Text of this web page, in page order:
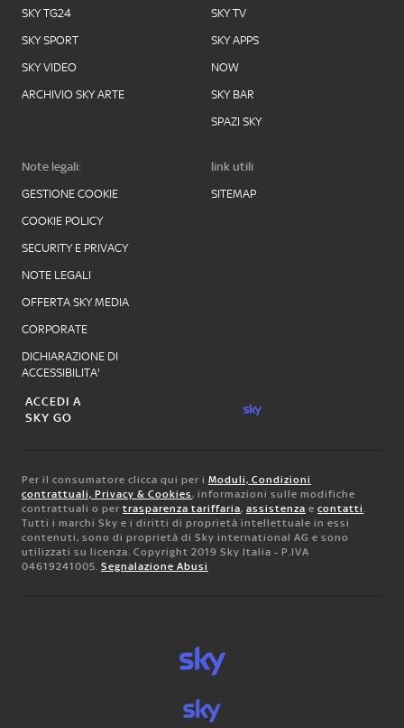
SKY TG24
SKY SPORT
SKY VIDEO
ARCHIVIO SKY ARTE
SKY TV
SKY APPS
NOW
SKY BAR
SPAZI SKY
Note legali:
GESTIONE COOKIE
COOKIE POLICY
SECURITY E PRIVACY
NOTE LEGALI
OFFERTA SKY MEDIA
CORPORATE
DICHIARAZIONE DI
ACCESSIBILITA'
link utili
SITEMAP
ACCEDI A
SKY GO
Per il consumatore clicca qui per i Moduli, Condizioni
contrattuali, Privacy & Cookies, informazioni sulle modifiche
contrattuali o per trasparenza tariffaria, assistenza e contatti.
Tutti i marchi Sky e i diritti di proprietà intellettuale in essi
contenuti, sono di proprietà di Sky international AG e sono
utilizzati su licenza. Copyright 2019 Sky Italia - P.IVA
04619241005. Segnalazione Abusi